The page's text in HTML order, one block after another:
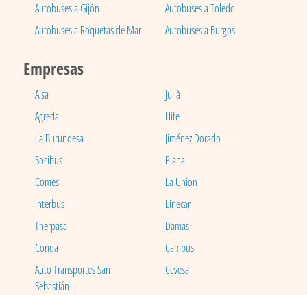
Autobuses a Gijón
Autobuses a Toledo
Autobuses a Roquetas de Mar
Autobuses a Burgos
Empresas
Aisa
Julià
Agreda
Hife
La Burundesa
Jiménez Dorado
Socibus
Plana
Comes
La Union
Interbus
Linecar
Therpasa
Damas
Conda
Cambus
Auto Transportes San
Sebastián
Cevesa